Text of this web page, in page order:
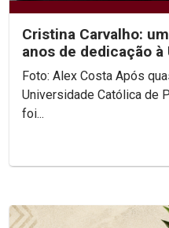
Cristina Carvalho:
anos de dedicação à
Foto: Alex Costa Após quase 49 anos de dedicação à
Universidade Católica de
foi...